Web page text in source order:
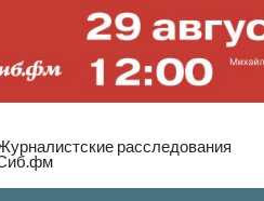
расследования